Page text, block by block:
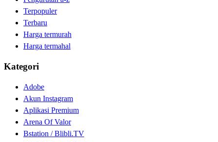
Terpopuler
Terbaru
Harga termurah
Harga termahal
Kategori
Adobe
Akun Instagram
Aplikasi Premium
Arena Of Valor
Bstation / Blibli.TV